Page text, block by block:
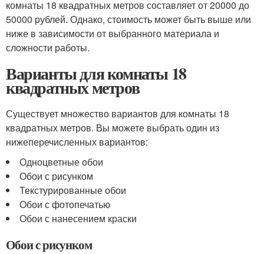
комнаты 18 квадратных метров составляет от 20000 до
50000 рублей. Однако, стоимость может быть выше или
ниже в зависимости от выбранного материала и
сложности работы.
Варианты для комнаты 18
квадратных метров
Существует множество вариантов для комнаты 18
квадратных метров. Вы можете выбрать один из
нижеперечисленных вариантов:
Одноцветные обои
Обои с рисунком
Текстурированные обои
Обои с фотопечатью
Обои с нанесением краски
Обои с рисунком